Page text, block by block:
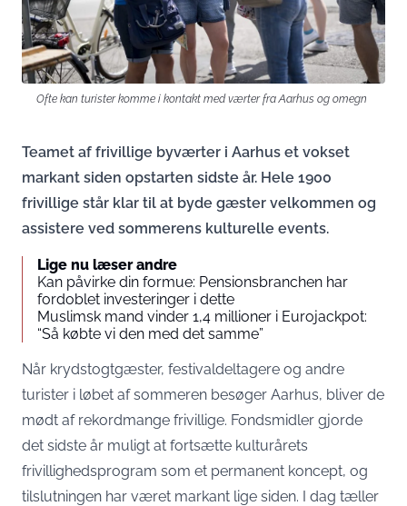
Ofte kan turister komme i kontakt med værter fra Aarhus og omegn
Teamet af frivillige byværter i Aarhus et vokset
markant siden opstarten sidste år. Hele 1900
frivillige står klar til at byde gæster velkommen og
assistere ved sommerens kulturelle events.
Lige nu læser andre
Kan påvirke din formue: Pensionsbranchen har
fordoblet investeringer i dette
Muslimsk mand vinder 1,4 millioner i Eurojackpot:
“Så købte vi den med det samme”
Når krydstogtgæster, festivaldeltagere og andre
turister i løbet af sommeren besøger Aarhus, bliver de
mødt af rekordmange frivillige. Fondsmidler gjorde
det sidste år muligt at fortsætte kulturårets
frivillighedsprogram som et permanent koncept, og
tilslutningen har været markant lige siden. I dag tæller